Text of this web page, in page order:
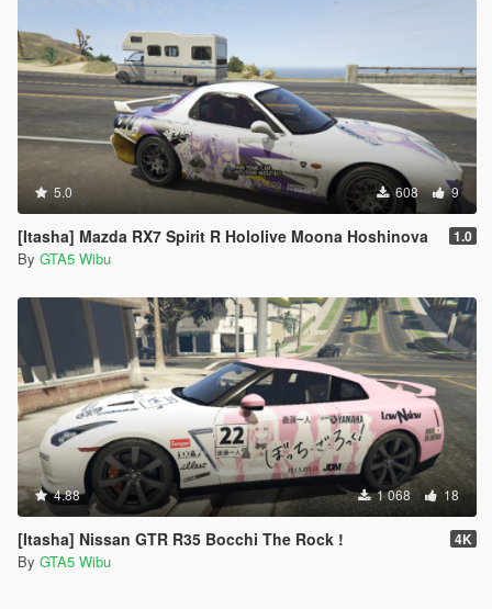
5.0 608 9
[Itasha] Mazda RX7 Spirit R Hololive Moona Hoshinova 1.0
By GTA5 Wibu
4.88 1 068 18
[Itasha] Nissan GTR R35 Bocchi The Rock ! 4K
By GTA5 Wibu